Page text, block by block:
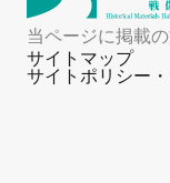
当ページに掲載
サイトマップ
サイトポリシー